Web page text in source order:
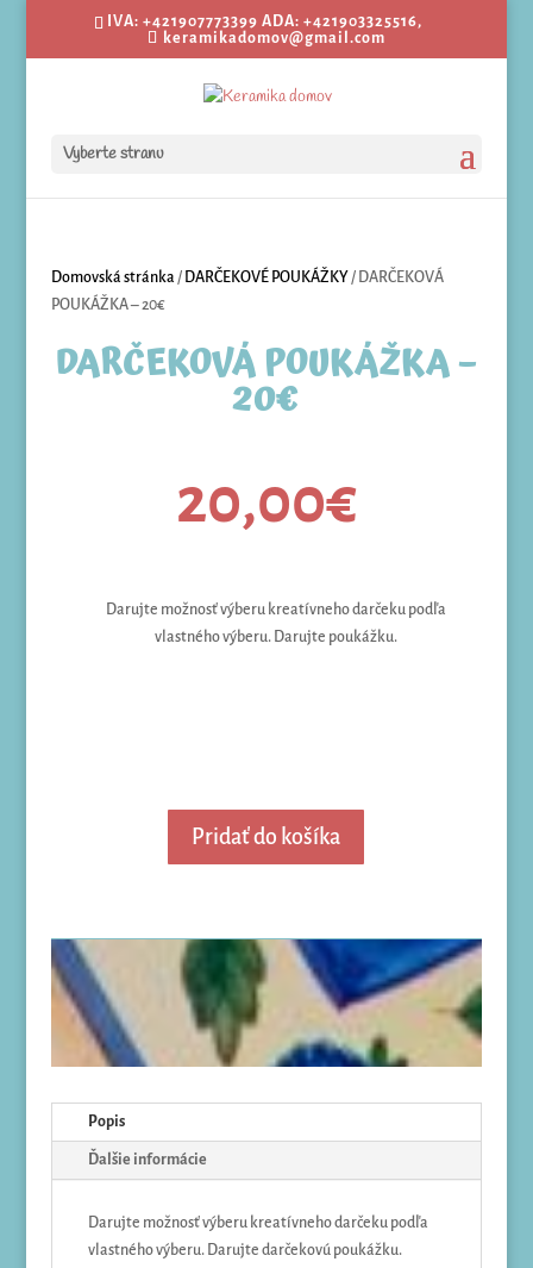
IVA: +421907773399 ADA: +421903325516,
keramikadomov@gmail.com
Vyberte stranu
Domovská stránka / DARČEKOVÉ POUKÁŽKY / DARČEKOVÁ
POUKÁŽKA – 20€
DARČEKOVÁ POUKÁŽKA –
20€
20,00€
Darujte možnosť výberu kreatívneho darčeku podľa
vlastného výberu. Darujte poukážku.
Pridať do košíka
Popis
Ďalšie informácie
Darujte možnosť výberu kreatívneho darčeku podľa
vlastného výberu. Darujte darčekovú poukážku.